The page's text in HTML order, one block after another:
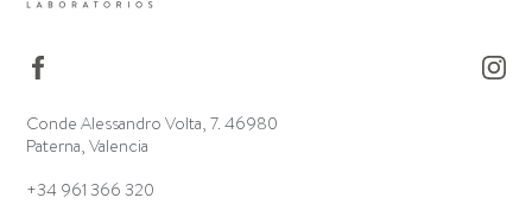
Conde Alessandro Volta, 7. 46980
Paterna, Valencia
+34 961 366 320